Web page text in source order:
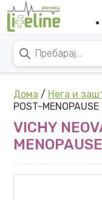
Skip to content
Main
Дома / Нега и
POST-
VICHY